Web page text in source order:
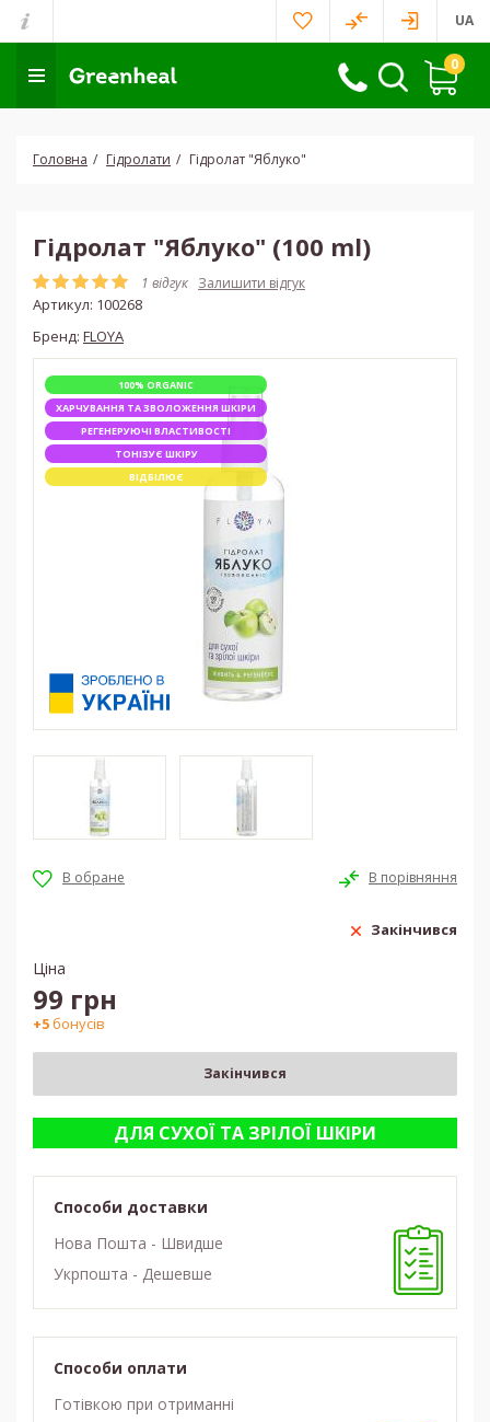
UA
0
Головна Гідролати Гідролат "Яблуко"
Гідролат "Яблуко" (100 ml)
1 відгук Залишити відгук
Артикул: 100268
Бренд: FLOYA
100% ORGANIC
ХАРЧУВАННЯ ТА ЗВОЛОЖЕННЯ ШКІРИ
РЕГЕНЕРУЮЧІ ВЛАСТИВОСТІ
ТОНІЗУЄ ШКІРУ
ВІДБІЛЮЄ
Закінчився
Ціна
99 грн
+5бонусів
Закінчився
ДЛЯ СУХОЇ ТА ЗРІЛОЇ ШКІРИ
Способи доставки
Нова Пошта - Швидше
Укрпошта - Дешевше
Способи оплати
Готівкою при отриманні